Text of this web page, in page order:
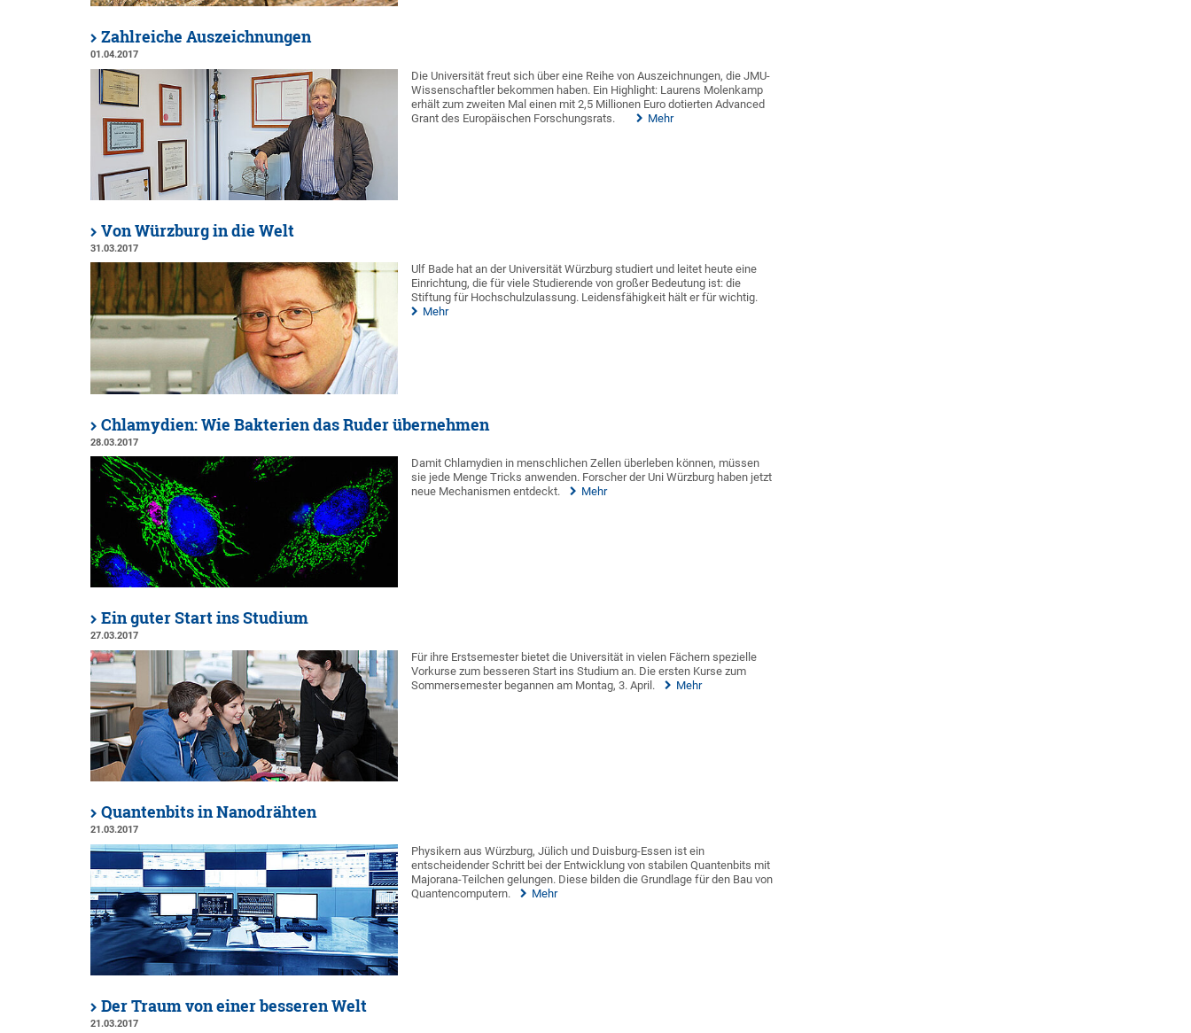
Zahlreiche Auszeichnungen
01.04.2017
Die Universität freut sich über eine Reihe von Auszeichnungen, die JMU-
Wissenschaftler bekommen haben. Ein Highlight: Laurens Molenkamp
erhält zum zweiten Mal einen mit 2,5 Millionen Euro dotierten Advanced
Grant des Europäischen Forschungsrats.
Mehr
Von Würzburg in die Welt
31.03.2017
Ulf Bade hat an der Universität Würzburg studiert und leitet heute eine
Einrichtung, die für viele Studierende von großer Bedeutung ist: die
Stiftung für Hochschulzulassung. Leidensfähigkeit hält er für wichtig.
Mehr
Chlamydien: Wie Bakterien das Ruder übernehmen
28.03.2017
Damit Chlamydien in menschlichen Zellen überleben können, müssen
sie jede Menge Tricks anwenden. Forscher der Uni Würzburg haben jetzt
neue Mechanismen entdeckt.
Mehr
Ein guter Start ins Studium
27.03.2017
Für ihre Erstsemester bietet die Universität in vielen Fächern spezielle
Vorkurse zum besseren Start ins Studium an. Die ersten Kurse zum
Sommersemester begannen am Montag, 3. April.
Mehr
Quantenbits in Nanodrähten
21.03.2017
Physikern aus Würzburg, Jülich und Duisburg-Essen ist ein
entscheidender Schritt bei der Entwicklung von stabilen Quantenbits mit
Majorana-Teilchen gelungen. Diese bilden die Grundlage für den Bau von
Quantencomputern.
Mehr
Der Traum von einer besseren Welt
21.03.2017